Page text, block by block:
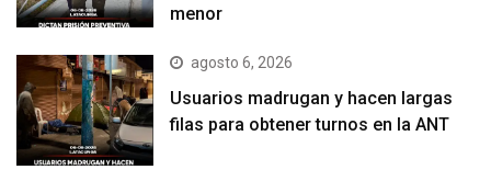
menor
agosto 6, 2026
Usuarios madrugan y hacen largas
filas para obtener turnos en la ANT